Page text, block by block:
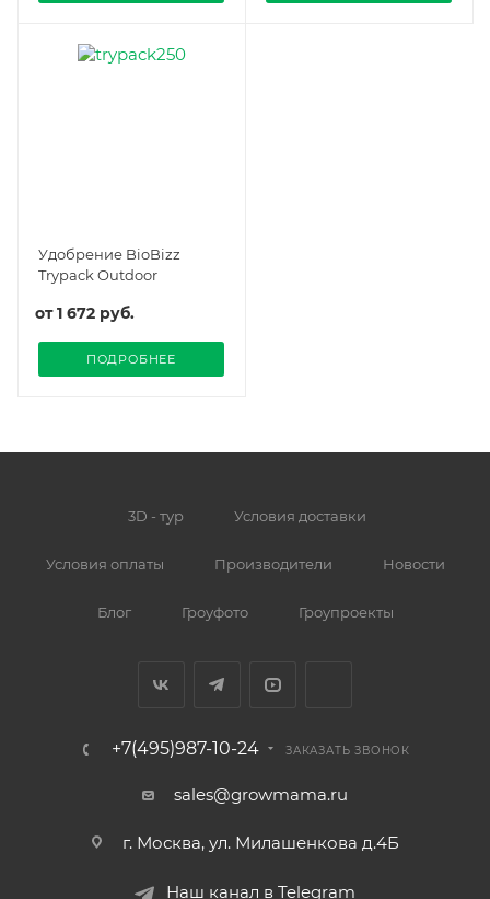
Удобрение BioBizz
Trypack Outdoor
от1 672 руб.
ПОДРОБНЕЕ
3D - тур Условия доставки
Условия оплаты Производители Новости
Блог Гроуфото Гроупроекты
+7(495)987-10-24 ЗАКАЗАТЬ ЗВОНОК
sales@growmama.ru
г. Москва, ул. Милашенкова д.4Б
Наш канал в Telegram